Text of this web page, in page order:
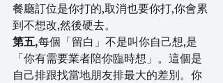
餐廳訂位是你打的,取消也要你打,你會累
到不想改,然後硬去。
第五,每個「留白」不是叫你自己想,是
「你有需要業者陪你臨時想」。這個是
自己排跟找當地朋友排最大的差別。你